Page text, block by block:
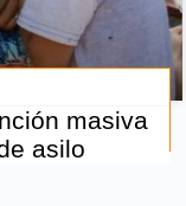
masiva
asilo